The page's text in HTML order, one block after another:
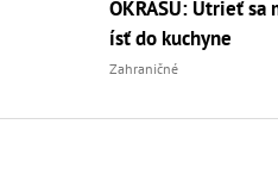
OKRASU: Utrieť sa
ísť do kuchyne
Zahraničné